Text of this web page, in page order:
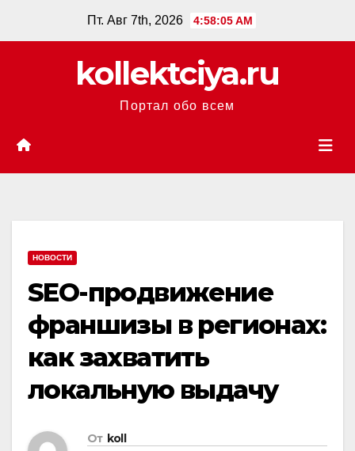
Пт. Авг 7th, 2026 4:58:05 AM
kollektciya.ru
Портал обо всем
НОВОСТИ
SEO-продвижение
франшизы в регионах:
как захватить
локальную выдачу
От koll